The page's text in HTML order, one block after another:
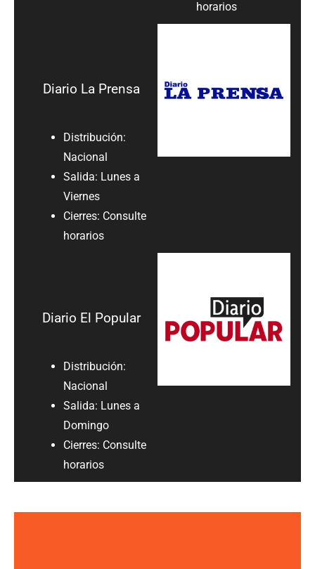
horarios
Diario La Prensa
Distribución:
Nacional
Salida: Lunes a
Viernes
Cierres: Consulte
horarios
Diario El Popular
Distribución:
Nacional
Salida: Lunes a
Domingo
Cierres: Consulte
horarios